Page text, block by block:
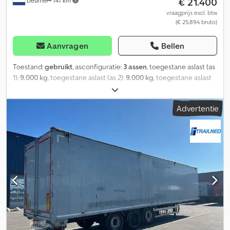
vraagprijs excl. btw
(€ 25.894 bruto)
Aanvragen Bellen
Toestand:gebruikt, asconfiguratie: 3 assen, toegestane aslast (as
1):9.000 kg, toegestane aslast (as 2):9.000 kg, toegestane aslast
, eerste registratie:
bandenmaten:385/65R22.5, kleur:wit, Bouwjaar:2020, Uitrusting:
, = Extra opties en accessoires = - Elektronisch remsysteem
(EBS) - Achterdeuren - Luchtvering = Aanvullende informatie =
Chodpfx Aeznufhjc Ija Bandenmaat: 385/65R22.5 Merk assen: BPW
Remmen: Schijfremmen Vering: Luchtvering Achteras 1: LM
velgen; Hefas; Max. aslast: 9000 kg; Bandenprofiel links: 50%;
Bandenprofiel rechts: 50% Achteras 2: LM velgen; Max. aslast:
9000 kg; Bandenprofiel links: 70%; Bandenprofiel rechts: 70%
Achteras 3: LM velgen; Max. aslast: 9000 kg; Bandenprofiel links:
40%; Bandenprofiel rechts: 40% Ledig gewicht: 7.550 kg Neem
contact op met Bob Beukers voor meer informatie.
Advertentie